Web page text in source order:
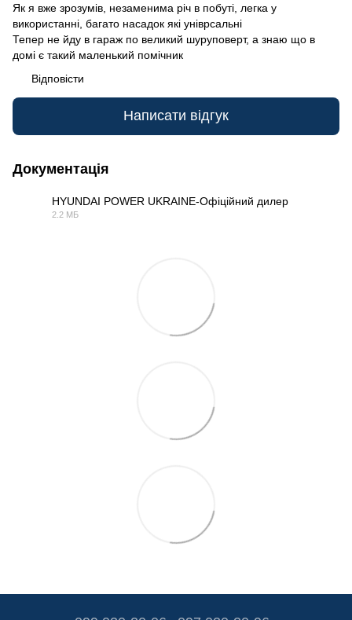
Як я вже зрозумів, незаменима річ в побуті, легка у
використанні, багато насадок які уніврсальні
Тепер не йду в гараж по великий шуруповерт, а знаю що в
домі є такий маленький помічник
Відповісти
Написати відгук
Документація
HYUNDAI POWER UKRAINE-Офіційний дилер
2.2 МБ